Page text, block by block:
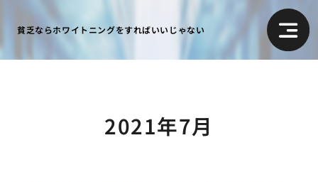
貧乏ならホワイトニングをすればいいじゃない
2021年7月